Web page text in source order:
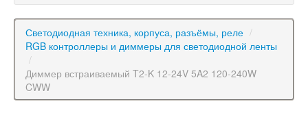
Светодиодная техника, корпуса, разъёмы, реле /
RGB контроллеры и диммеры для светодиодной ленты
/
Диммер встраиваемый T2-K 12-24V 5A2 120-240W
CWW